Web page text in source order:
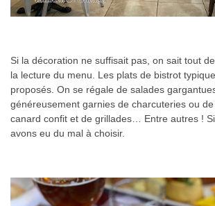
Si la décoration ne suffisait pas, on sait tout
la lecture du menu. Les plats de bistrot
proposés. On se régale de salades
généreusement garnies de charcuteries ou
canard confit et de grillades… Entre autres !
avons eu du mal à choisir.